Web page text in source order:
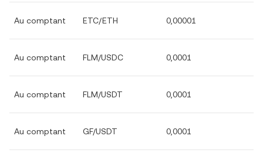
Au comptant ETC/ETH 0,00001
Au comptant FLM/USDC 0,0001
Au comptant FLM/USDT 0,0001
Au comptant GF/USDT 0,0001